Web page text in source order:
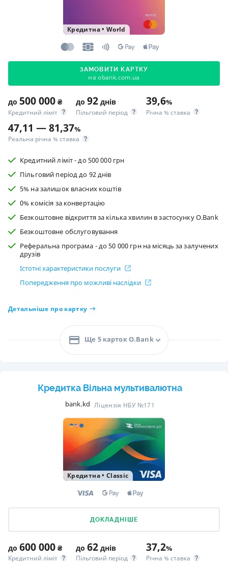
Кредитна• World
ЗАМОВИТИ КАРТКУ
на obank.com.ua
до 500 000 ₴
Кредитний ліміт
до 92 днів
Пільговий період
39,6%
Річна % ставка
47,11 — 81,37%
Реальна річна % ставка
Кредитний ліміт - до 500 000 грн
Пільговий період до 92 днів
5% на залишок власних коштів
0% комісія за конвертацію
Безкоштовне відкриття за кілька хвилин в застосунку O.Bank
Безкоштовне обслуговування
Реферальна програма - до 50 000 грн на місяць за залучених
друзів
Істотні характеристики послуги
Попередження про можливі наслідки
Детальніше про картку
Ще 5 карток O.Bank
Кредитка Вільна мультивалютна
bank.kd Ліцензія НБУ №171
Кредитна• Classic
ДОКЛАДНІШЕ
до 600 000 ₴
Кредитний ліміт
до 62 днів
Пільговий період
37,2%
Річна % ставка